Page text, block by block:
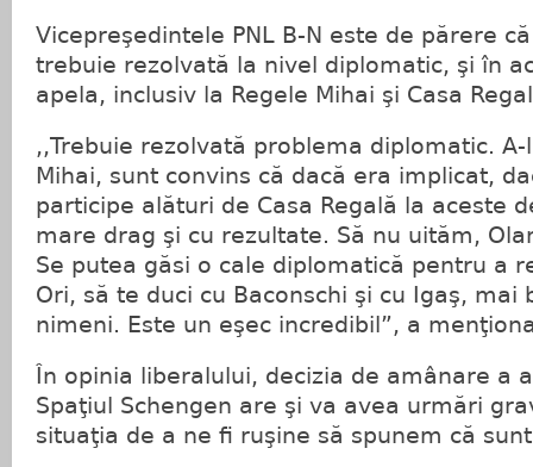
Vicepreşedintele PNL B-N este de părere
trebuie rezolvată la nivel diplomatic, şi în
apela, inclusiv la Regele Mihai şi Casa
,,Trebuie rezolvată problema diplomatic. A-
Mihai, sunt convins că dacă era implicat,
participe alături de Casa Regală la aceste
mare drag şi cu rezultate. Să nu uităm,
Se putea găsi o cale diplomatică pentru a
Ori, să te duci cu Baconschi şi cu Igaş, mai
nimeni. Este un eşec incredibil”, a
În opinia liberalului, decizia de amânare a
Spaţiul Schengen are şi va avea urmări
situaţia de a ne fi ruşine să spunem că